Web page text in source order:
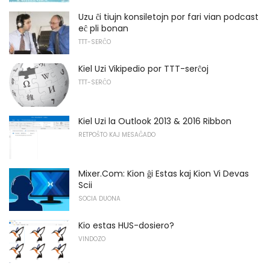
Uzu ĉi tiujn konsiletojn por fari vian podcast
eĉ pli bonan
TTT-SERĈO
Kiel Uzi Vikipedio por TTT-serĉoj
TTT-SERĈO
Kiel Uzi la Outlook 2013 & 2016 Ribbon
RETPOŜTO KAJ MESAĜADO
Mixer.Com: Kion ĝi Estas kaj Kion Vi Devas
Scii
SOCIA DUONA
Kio estas HUS-dosiero?
VINDOZO